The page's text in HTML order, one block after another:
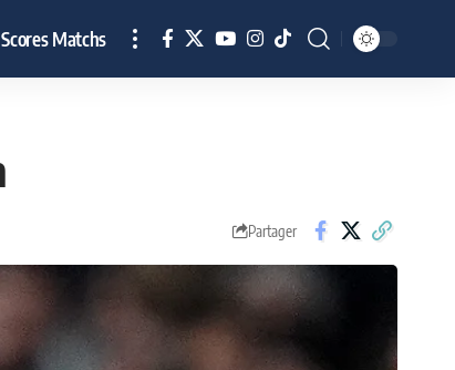
Scores Matchs
Partager